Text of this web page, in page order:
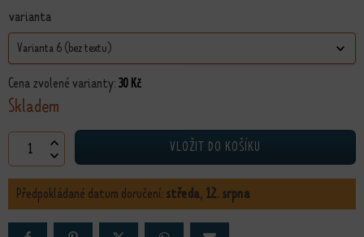
varianta
30 Kč
Skladem
Přáníčko Andělka Lucinka množstvíVLOŽIT DO KOŠÍKU
Předpokládané datum doručení:středa, 12. srpna